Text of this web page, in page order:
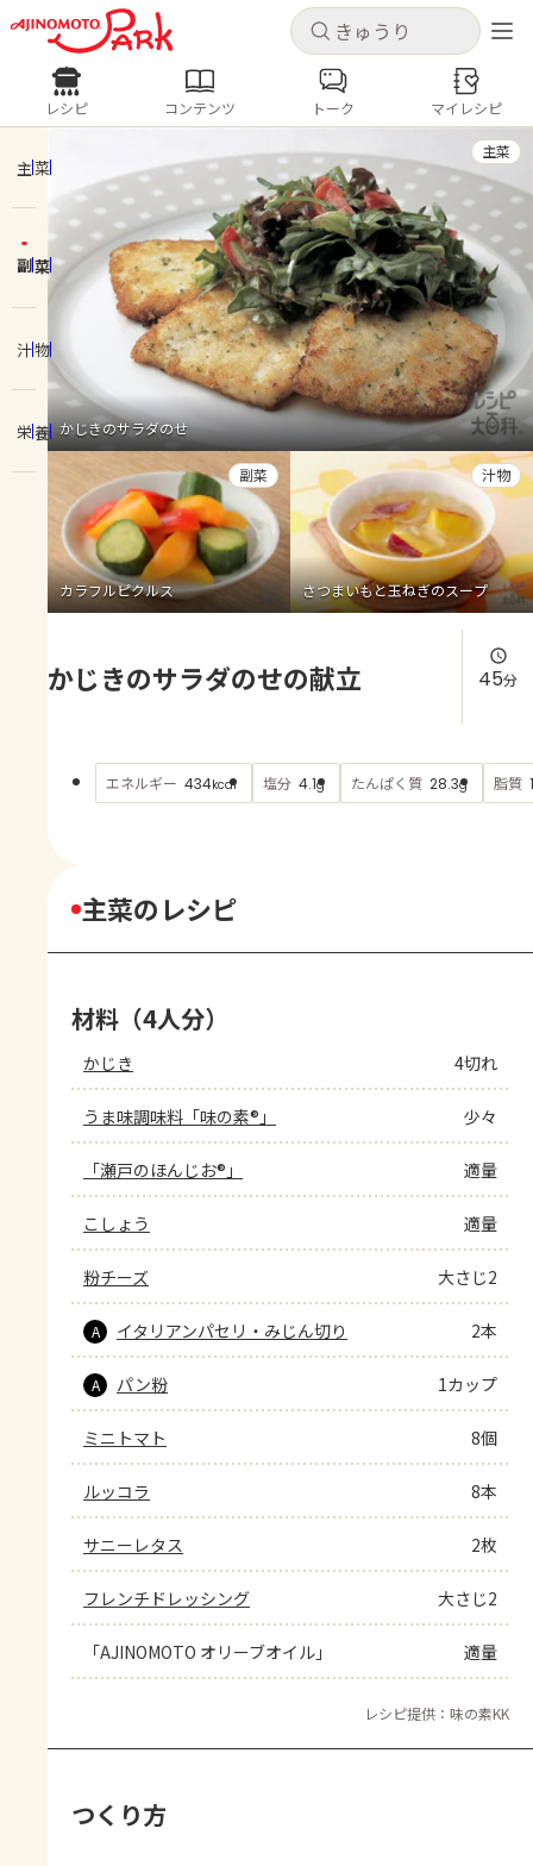
キャンセル
ログインするとレシピを保存できます
ログイン 新規登録
ホーム
コンテンツ
レシピ
トーク
よくあるお問い合わせ
お買い物
AJINOMOTO PARK とは
キャンセル
レシピ コンテンツ
人気の食材・レシピ
きゅうり なす トマト
とうもろこし
ピーマン
みょうが ゴーヤ
レシピ コンテンツ トーク マイレシピ
主菜
副菜
汁物
栄養 かじきのサラダのせ
主菜
カラフルピクルス
副菜
さつまいもと玉ねぎのスープ
汁物
かじきのサラダのせの献立 45分
エネルギー 434kcal 塩分 4.1g たんぱく質 28.3g 脂質
主菜のレシピ
材料（4人分）
かじき 4切れ
うま味調味料「味の素®」 少々
「瀬戸のほんじお®」 適量
こしょう 適量
粉チーズ 大さじ2
A イタリアンパセリ・みじん切り 2本
A パン粉 1カップ
ミニトマト 8個
ルッコラ 8本
サニーレタス 2枚
フレンチドレッシング 大さじ2
「AJINOMOTO オリーブオイル」 適量
レシピ提供：味の素KK
つくり方